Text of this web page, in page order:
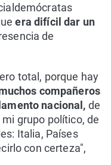
era difícil dar un
de
total, porque hay
compañeros
nacional, de
grupo político, de
Italia, Países
con certeza",